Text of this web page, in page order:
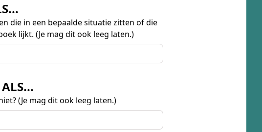
die in een bepaalde situatie zitten of die
lijkt. (Je mag dit ook leeg laten.)
(Je mag dit ook leeg laten.)